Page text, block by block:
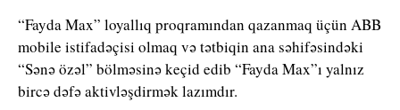
“Fayda Max” loyallıq proqramından qazanmaq üçün ABB
mobile istifadəçisi olmaq və tətbiqin ana səhifəsindəki
“Sənə özəl” bölməsinə keçid edib “Fayda Max”ı yalnız
bircə dəfə aktivləşdirmək lazımdır.